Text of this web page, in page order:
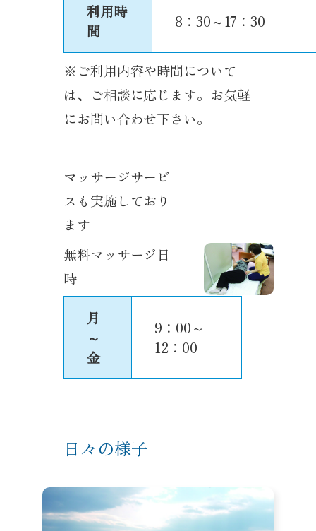
利用時
間
8：30～17：30
※ご利用内容や時間について
は、ご相談に応じます。お気軽
にお問い合わせ下さい。
マッサージサービ
スも実施しており
ます
無料マッサージ日
時
月
～
金
9：00～
12：00
日々の様子